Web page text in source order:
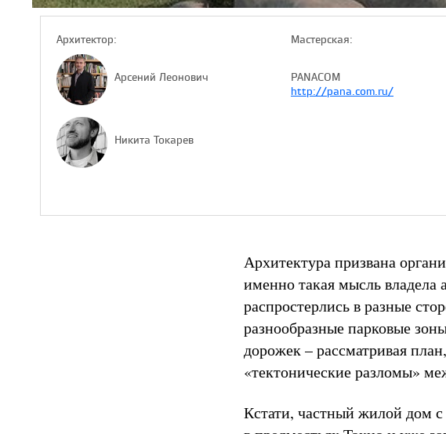
Архитектор:
Арсений Леонович
Никита Токарев
Мастерская:
PANACOM
http://pana.com.ru/
Архитектура призвана
именно такая мысль владела
распростерлись в разные
разнообразные парковые
дорожек – рассматривая
«тектонические разломы»
Кстати, частный жилой дом